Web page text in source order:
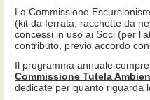
La Commissione
(kit da ferrata, racchette da
concessi in uso ai Soci (per
contributo, previo accordo
Il programma annuale
Commissione Tutela
dedicate per quanto riguarda